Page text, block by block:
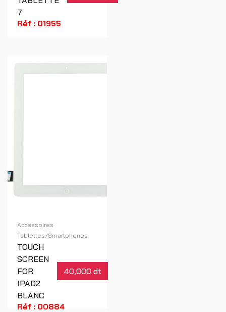
7
Réf : 01955
Accessoires
Tablettes/Smartphones
TOUCH
SCREEN
FOR
IPAD2
BLANC
40,000 dt
Réf : 00884